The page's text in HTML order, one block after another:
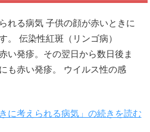
れる病気 子供の顔が赤いときに
。 伝染性紅斑（リンゴ病）
い発疹。その翌日から数日後ま
も赤い発疹。 ウイルス性の感
に考えられる病気」の続きを読む